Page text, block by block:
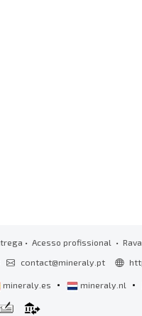
• Acesso profissional •
contact@mineraly.pt
mineraly.es • mineraly.nl •